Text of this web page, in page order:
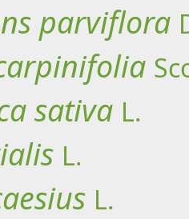
parviflora
sativa L.
L.
L.